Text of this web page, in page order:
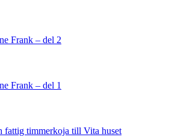
Frank – del 2
Frank – del 1
fattig timmerkoja till Vita huset